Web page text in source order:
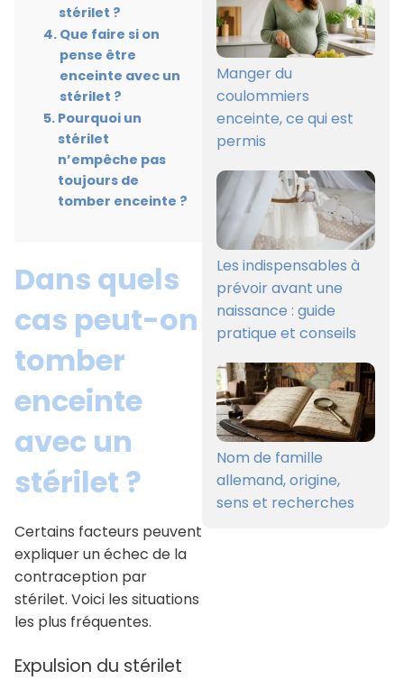
stérilet ?
Que faire si on
pense être
enceinte avec un
stérilet ?
Pourquoi un
stérilet
n’empêche pas
toujours de
tomber enceinte ?
Dans quels
cas peut-on
tomber
enceinte
avec un
stérilet ?
Certains facteurs peuvent
expliquer un échec de la
contraception par
stérilet. Voici les situations
les plus fréquentes.
Expulsion du stérilet
Manger du
coulommiers
enceinte, ce qui est
permis
Les indispensables à
prévoir avant une
naissance : guide
pratique et conseils
Nom de famille
allemand, origine,
sens et recherches